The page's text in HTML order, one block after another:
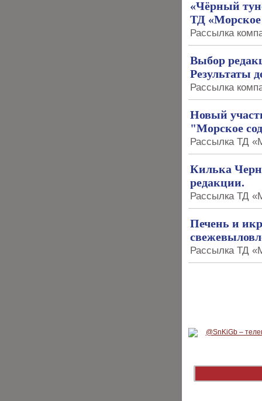
«Чёрный
ТД «Морское
Рассылка
Выбор
Результаты
Рассылка
Новый
"Морское
Рассылка ТД
Килька
редакции.
Рассылка ТД
Печень и
Рассылка ТД